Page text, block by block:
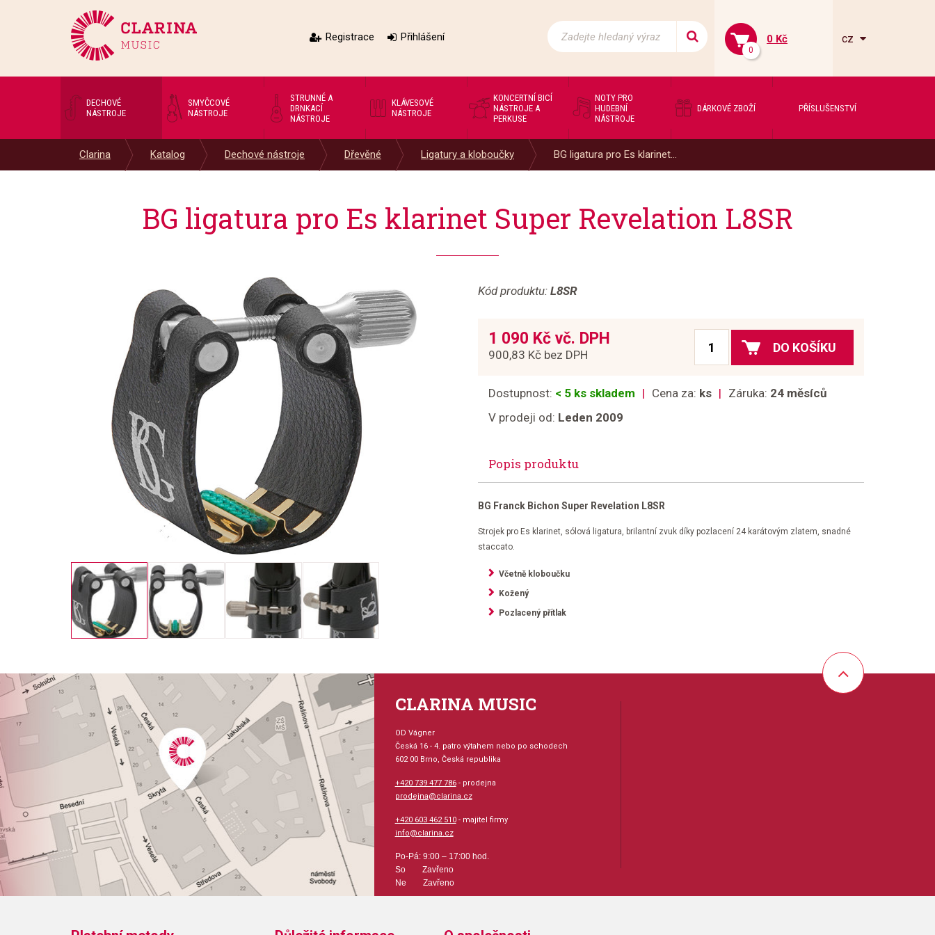
Registrace Přihlášení
0
0 Kč cz
DECHOVÉ
NÁSTROJE
SMYČCOVÉ
NÁSTROJE
STRUNNÉ A
DRNKACÍ
NÁSTROJE
KLÁVESOVÉ
NÁSTROJE
KONCERTNÍ BICÍ
NÁSTROJE A
PERKUSE
NOTY PRO
HUDEBNÍ
NÁSTROJE
DÁRKOVÉ ZBOŽÍ PŘÍSLUŠENSTVÍ
Clarina Katalog Dechové nástroje Dřevěné Ligatury a kloboučky BG ligatura pro Es klarinet...
BG ligatura pro Es klarinet Super Revelation L8SR
Kód produktu: L8SR
1 090 Kč vč. DPH
900,83 Kč bez DPH
DO KOŠÍKU
Dostupnost: < 5 ks skladem Cena za: ks Záruka: 24 měsíců
V prodeji od: Leden 2009
Popis produktu
BG Franck Bichon Super Revelation L8SR
Strojek pro Es klarinet, sólová ligatura, brilantní zvuk díky pozlacení 24 karátovým zlatem, snadné
staccato.
Včetně kloboučku
Kožený
Pozlacený přítlak
CLARINA MUSIC
OD Vágner
Česká 16 - 4. patro výtahem nebo po schodech
602 00 Brno, Česká republika
+420 739 477 786- prodejna
prodejna@clarina.cz
+420 603 462 510- majitel firmy
info@clarina.cz
Po-Pá: 9:00 – 17:00 hod.
So Zavřeno
Ne Zavřeno